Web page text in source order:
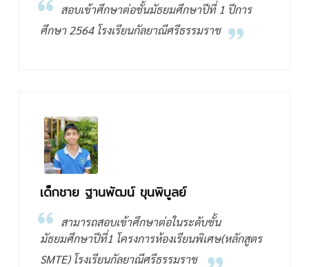
สอบเข้าศึกษาต่อชั้นมัธยมศึกษาปีที่ 1 ปีการ
ศึกษา 2564 โรงเรียนกัลยาณีศรีธรรมราช
เด็กชาย ฐานพัฒน์ ขุนพิบูลย์
สามารถสอบเข้าศึกษาต่อในระดับชั้น
มัธยมศึกษาปีที่1 โครงการห้องเรียนพิเศษ(หลักสูตร
SMTE) โรงเรียนกัลยาณีศรีธรรมราช